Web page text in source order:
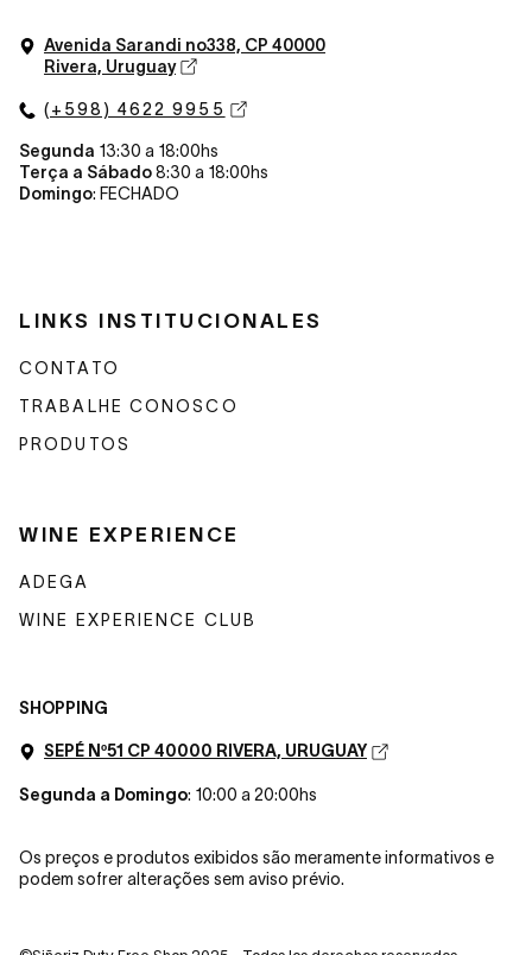
Avenida Sarandi no338, CP 40000
Rivera, Uruguay
(+598) 4622 9955
Segunda 13:30 a 18:00hs
Terça a Sábado8:30 a 18:00hs
Domingo: FECHADO
LINKS INSTITUCIONALES
CONTATO
TRABALHE CONOSCO
PRODUTOS
WINE EXPERIENCE
ADEGA
WINE EXPERIENCE CLUB
SHOPPING
SEPÉ Nº51 CP 40000 RIVERA, URUGUAY
Segunda a Domingo: 10:00 a 20:00hs
Os preços e produtos exibidos são meramente informativos e
podem sofrer alterações sem aviso prévio.